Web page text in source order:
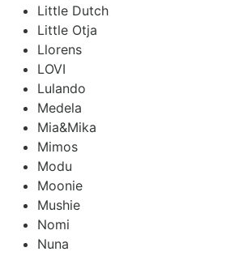
Little Dutch
Little Otja
Llorens
LOVI
Lulando
Medela
Mia&Mika
Mimos
Modu
Moonie
Mushie
Nomi
Nuna